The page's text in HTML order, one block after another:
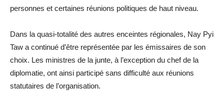
personnes et certaines réunions politiques de haut niveau.
Dans la quasi-totalité des autres enceintes régionales, Nay Pyi
Taw a continué d’être représentée par les émissaires de son
choix. Les ministres de la junte, à l’exception du chef de la
diplomatie, ont ainsi participé sans difficulté aux réunions
statutaires de l’organisation.